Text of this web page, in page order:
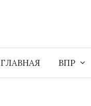
ГЛАВНАЯ ВПР